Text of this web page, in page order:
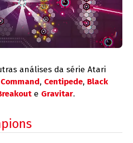
análises da série Atari
, Centipede, Black
e Gravitar.